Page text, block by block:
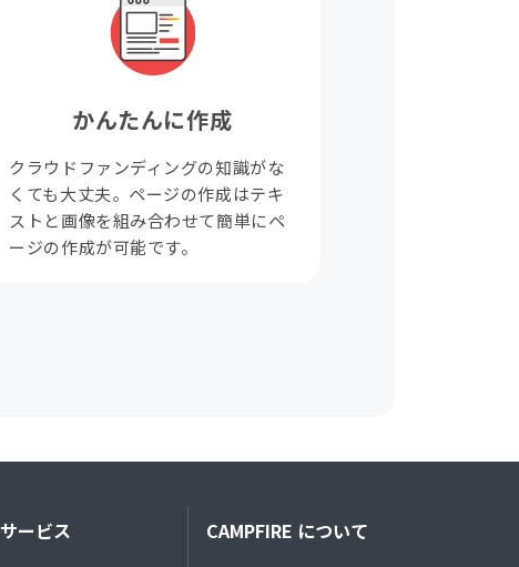
かんたんに作成
クラウドファンディングの知識がな
くても大丈夫。ページの作成はテキ
ストと画像を組み合わせて簡単にペ
ージの作成が可能です。
サービス CAMPFIRE について